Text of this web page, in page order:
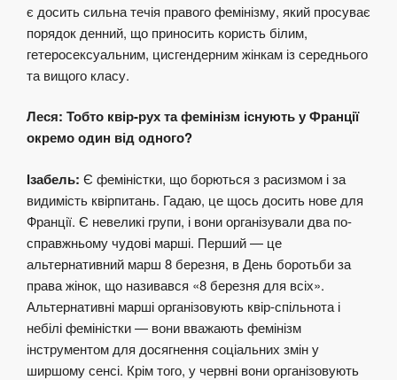
є досить сильна течія правого фемінізму, який просуває
порядок денний, що приносить користь білим,
гетеросексуальним, цисгендерним жінкам із середнього
та вищого класу.
Леся: Тобто квір-рух та фемінізм існують у Франції
окремо один від одного?
Ізабель: Є феміністки, що борються з расизмом і за
видимість квірпитань. Гадаю, це щось досить нове для
Франції. Є невеликі групи, і вони організували два по-
справжньому чудові марші. Перший — це
альтернативний марш 8 березня, в День боротьби за
права жінок, що називався «8 березня для всіх».
Альтернативні марші організовують квір-спільнота і
небілі феміністки — вони вважають фемінізм
інструментом для досягнення соціальних змін у
ширшому сенсі. Крім того, у червні вони організовують